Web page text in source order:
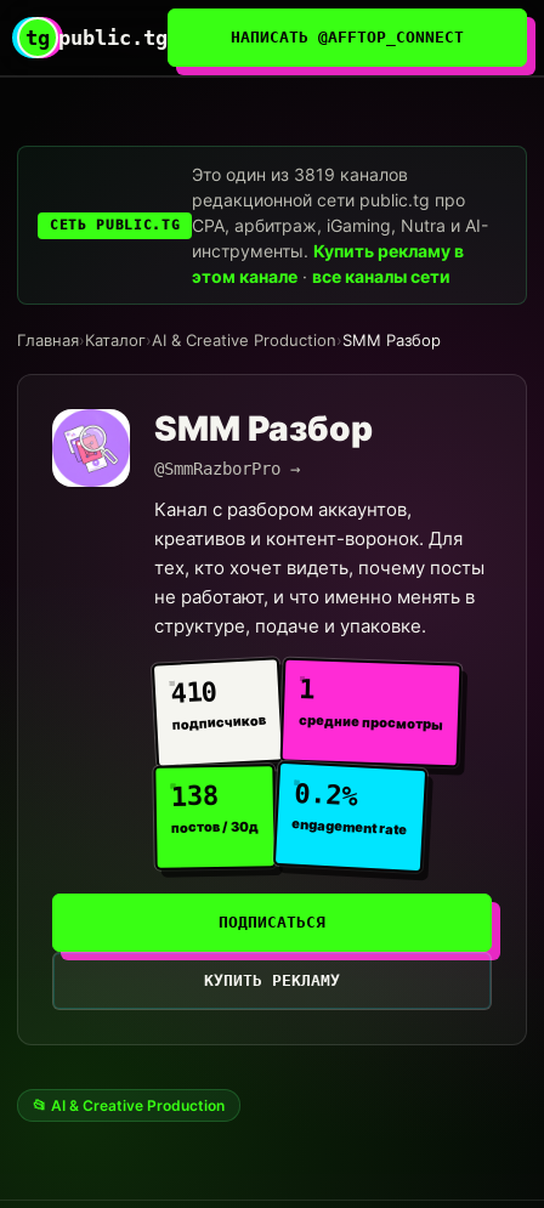
tg public.tg НАПИСАТЬ @AFFTOP_CONNECT
СЕТЬ PUBLIC.TG
Это один из 3819 каналов
редакционной сети public.tg про
CPA, арбитраж, iGaming, Nutra и AI-
инструменты.Купить рекламу в
этом канале ·все каналы сети
Главная›Каталог›AI & Creative Production›SMM Разбор
SMM Разбор
@SmmRazborPro →
Канал с разбором аккаунтов,
креативов и контент-воронок. Для
тех, кто хочет видеть, почему посты
не работают, и что именно менять в
структуре, подаче и упаковке.
410
подписчиков
1
средние просмотры
138
постов / 30д
0.2%
engagement rate
ПОДПИСАТЬСЯ
КУПИТЬ РЕКЛАМУ
📂 AI & Creative Production